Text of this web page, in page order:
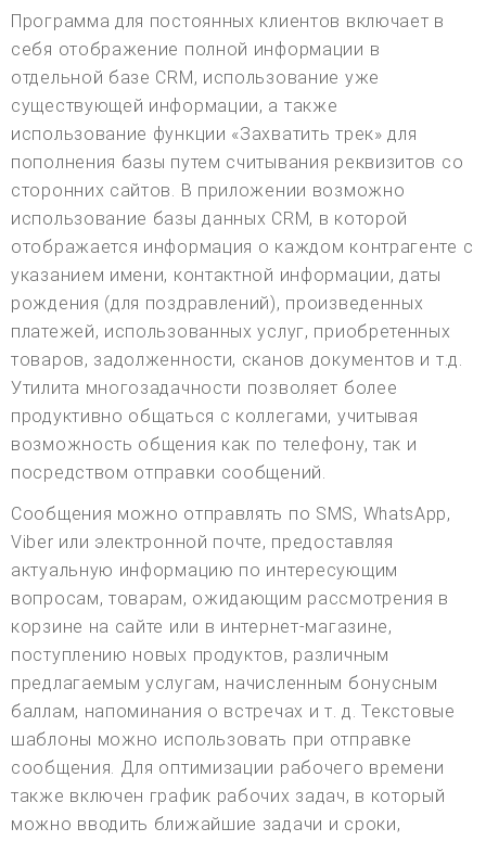
Программа для постоянных клиентов включает в
себя отображение полной информации в
отдельной базе CRM, использование уже
существующей информации, а также
использование функции «Захватить трек» для
пополнения базы путем считывания реквизитов со
сторонних сайтов. В приложении возможно
использование базы данных CRM, в которой
отображается информация о каждом контрагенте с
указанием имени, контактной информации, даты
рождения (для поздравлений), произведенных
платежей, использованных услуг, приобретенных
товаров, задолженности, сканов документов и т.д.
Утилита многозадачности позволяет более
продуктивно общаться с коллегами, учитывая
возможность общения как по телефону, так и
посредством отправки сообщений.
Сообщения можно отправлять по SMS, WhatsApp,
Viber или электронной почте, предоставляя
актуальную информацию по интересующим
вопросам, товарам, ожидающим рассмотрения в
корзине на сайте или в интернет-магазине,
поступлению новых продуктов, различным
предлагаемым услугам, начисленным бонусным
баллам, напоминания о встречах и т. д. Текстовые
шаблоны можно использовать при отправке
сообщения. Для оптимизации рабочего времени
также включен график рабочих задач, в который
можно вводить ближайшие задачи и сроки,